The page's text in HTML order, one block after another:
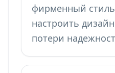
фирменный
настроить
потери